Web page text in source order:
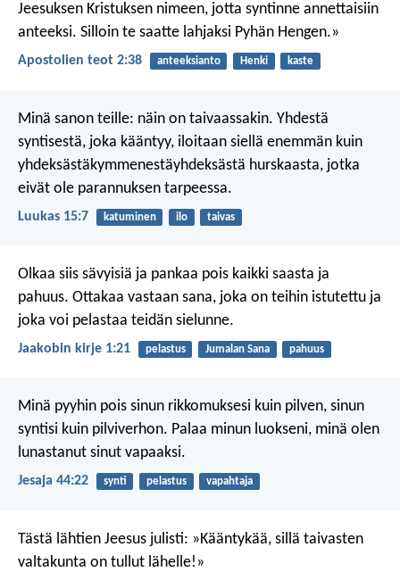
Jeesuksen Kristuksen nimeen, jotta syntinne annettaisiin
anteeksi. Silloin te saatte lahjaksi Pyhän Hengen.»
Apostolien teot 2:38 anteeksianto Henki kaste
Minä sanon teille: näin on taivaassakin. Yhdestä
syntisestä, joka kääntyy, iloitaan siellä enemmän kuin
yhdeksästäkymmenestäyhdeksästä hurskaasta, jotka
eivät ole parannuksen tarpeessa.
Luukas 15:7 katuminen ilo taivas
Olkaa siis sävyisiä ja pankaa pois kaikki saasta ja
pahuus. Ottakaa vastaan sana, joka on teihin istutettu ja
joka voi pelastaa teidän sielunne.
Jaakobin kirje 1:21 pelastus Jumalan Sana pahuus
Minä pyyhin pois sinun rikkomuksesi kuin pilven, sinun
syntisi kuin pilviverhon. Palaa minun luokseni, minä olen
lunastanut sinut vapaaksi.
Jesaja 44:22 synti pelastus vapahtaja
Tästä lähtien Jeesus julisti: »Kääntykää, sillä taivasten
valtakunta on tullut lähelle!»